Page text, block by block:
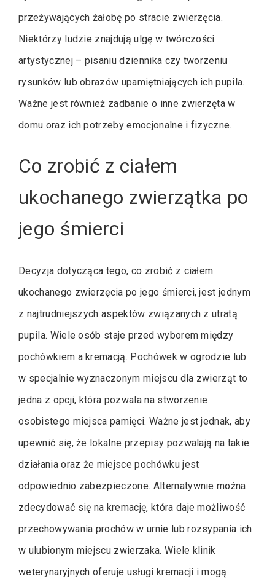
przeżywających żałobę po stracie zwierzęcia.
Niektórzy ludzie znajdują ulgę w twórczości
artystycznej – pisaniu dziennika czy tworzeniu
rysunków lub obrazów upamiętniających ich pupila.
Ważne jest również zadbanie o inne zwierzęta w
domu oraz ich potrzeby emocjonalne i fizyczne.
Co zrobić z ciałem
ukochanego zwierzątka po
jego śmierci
Decyzja dotycząca tego, co zrobić z ciałem
ukochanego zwierzęcia po jego śmierci, jest jednym
z najtrudniejszych aspektów związanych z utratą
pupila. Wiele osób staje przed wyborem między
pochówkiem a kremacją. Pochówek w ogrodzie lub
w specjalnie wyznaczonym miejscu dla zwierząt to
jedna z opcji, która pozwala na stworzenie
osobistego miejsca pamięci. Ważne jest jednak, aby
upewnić się, że lokalne przepisy pozwalają na takie
działania oraz że miejsce pochówku jest
odpowiednio zabezpieczone. Alternatywnie można
zdecydować się na kremację, która daje możliwość
przechowywania prochów w urnie lub rozsypania ich
w ulubionym miejscu zwierzaka. Wiele klinik
weterynaryjnych oferuje usługi kremacji i mogą